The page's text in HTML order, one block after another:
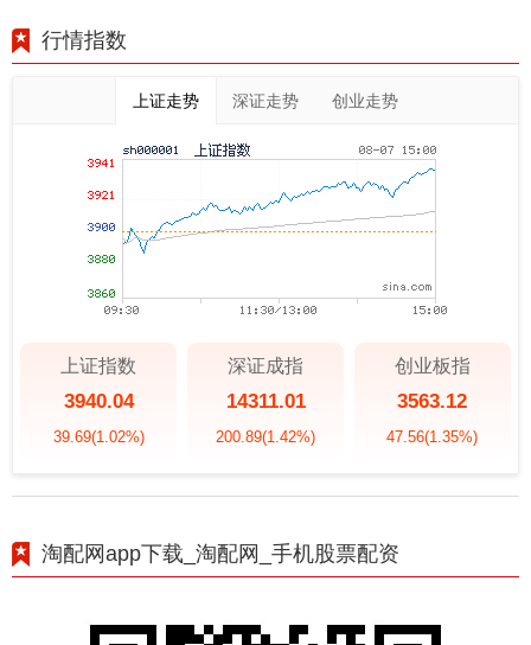
行情指数
上证走势 深证走势 创业走势
上证指数
3940.04
39.69(1.02%)
深证成指
14311.01
200.89(1.42%)
创业板指
3563.12
47.56(1.35%)
淘配网app下载_淘配网_手机股票配资